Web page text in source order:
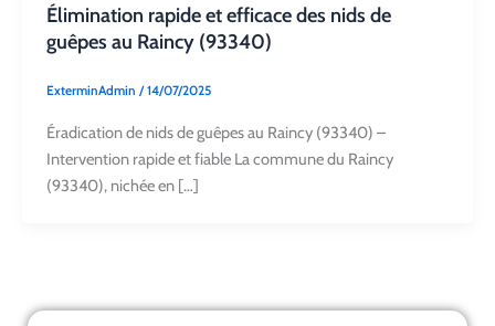
Élimination rapide et efficace des nids de
guêpes au Raincy (93340)
ExterminAdmin /14/07/2025
Éradication de nids de guêpes au Raincy (93340) –
Intervention rapide et fiable La commune du Raincy
(93340), nichée en […]